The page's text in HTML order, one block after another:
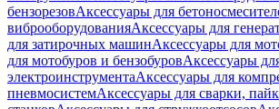
бензорезовАксессуары для
виброоборудованияАксессуары для
для затирочных машинАксессуары для
для мотобуров и бензобуровАксессуары
электроинструментаАксессуары для
пневмосистемАксессуары для сварки,